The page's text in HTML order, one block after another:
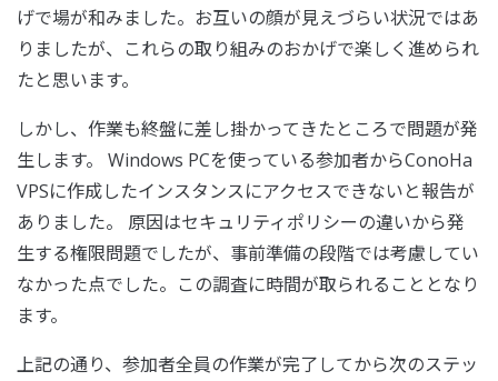
げで場が和みました。お互いの顔が見えづらい状況ではあ
りましたが、これらの取り組みのおかげで楽しく進められ
たと思います。
しかし、作業も終盤に差し掛かってきたところで問題が発
生します。 Windows PCを使っている参加者からConoHa
VPSに作成したインスタンスにアクセスできないと報告が
ありました。 原因はセキュリティポリシーの違いから発
生する権限問題でしたが、事前準備の段階では考慮してい
なかった点でした。この調査に時間が取られることとなり
ます。
上記の通り、参加者全員の作業が完了してから次のステッ